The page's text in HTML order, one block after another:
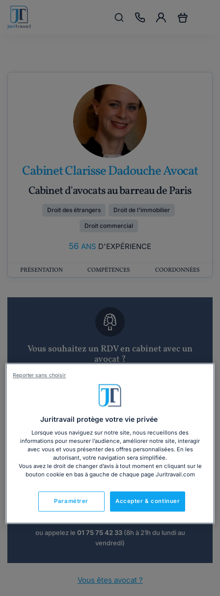
Cabinet Clarisse Dadouche Avocat
Cabinet d'avocats au barreau de Paris
Droit des étrangers Droit de l'immobilier
Droit commercial
56 ANS D'EXPÉRIENCE
PRÉSENTATION COMPÉTENCES COORDONNÉES
Vous souhaitez un RDV en cabinet avec un
avocat ?
Recevoir des devis d'avocats
3 devis en 48h
Vous souhaitez une consultation par
Consulter immédiatement
ou appelez le 01 75 75 42 33(8h à 21h du lundi au
vendredi)
Vous êtes avocat ?
Juritravail protège votre vie privée
Lorsque vous naviguez sur notre site, nous recueillons des
informations pour mesurer l’audience, améliorer notre site, interagir
avec vous et vous présenter des offres personnalisées. En les
autorisant, votre navigation sera simplifiée.
Vous avez le droit de changer d’avis à tout moment en cliquant sur le
bouton cookie en bas à gauche de chaque page Juritravail.com
Accepter & continuer
Paramétrer
Reporter sans choisir